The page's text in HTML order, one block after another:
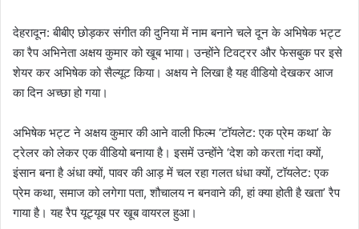
देहरादून: बीबीए छोड़कर संगीत की दुनिया में नाम बनाने चले दून के अभिषेक भट्ट
का रैप अभिनेता अक्षय कुमार को खूब भाया। उन्होंने टिवट्रर और फेसबुक पर इसे
शेयर कर अभिषेक को सैल्यूट किया। अक्षय ने लिखा है यह वीडियो देखकर आज
का दिन अच्छा हो गया।
अभिषेक भट्ट ने अक्षय कुमार की आने वाली फिल्म ‘टॉयलेट: एक प्रेम कथा’ के
ट्रेलर को लेकर एक वीडियो बनाया है। इसमें उन्होंने ‘देश को करता गंदा क्यों,
इंसान बना है अंधा क्यों, पावर की आड़ में चल रहा गलत धंधा क्यों, टॉयलेट: एक
प्रेम कथा, समाज को लगेगा पता, शौचालय न बनवाने की, हां क्या होती है खता’ रैप
गाया है। यह रैप यूट्यूब पर खूब वायरल हुआ।